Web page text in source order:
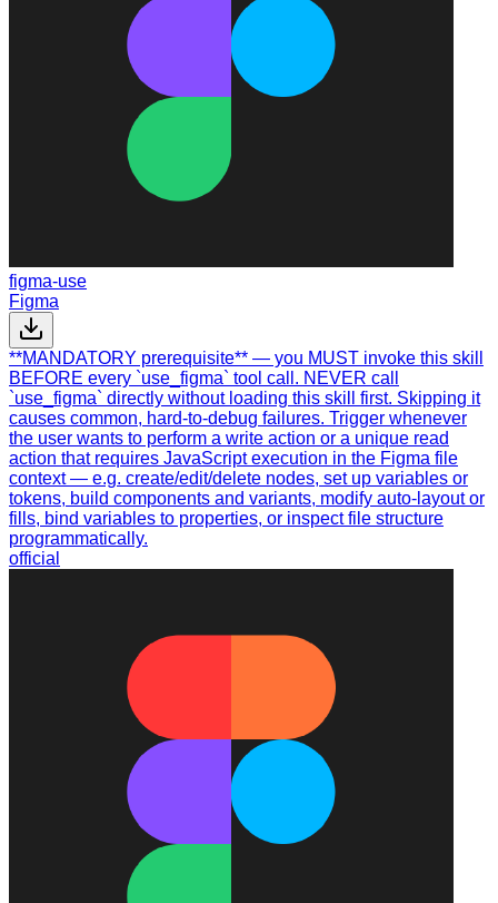
figma-use
Figma
**MANDATORY prerequisite** — you MUST invoke this skill
BEFORE every `use_figma` tool call. NEVER call
`use_figma` directly without loading this skill first. Skipping it
causes common, hard-to-debug failures. Trigger whenever
the user wants to perform a write action or a unique read
action that requires JavaScript execution in the Figma file
context — e.g. create/edit/delete nodes, set up variables or
tokens, build components and variants, modify auto-layout or
fills, bind variables to properties, or inspect file structure
programmatically.
official